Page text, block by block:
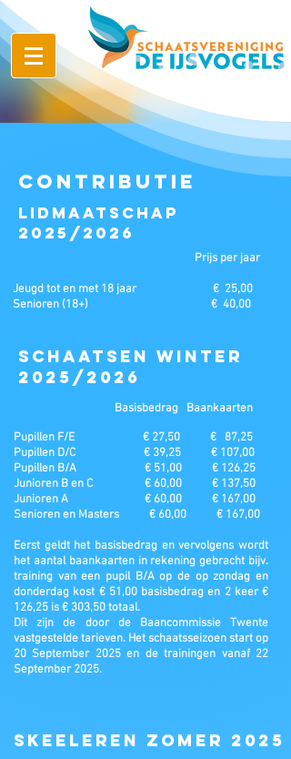
Contributie
Lidmaatschap
2025/2026
Prijs per jaar
Jeugd tot en met 18 jaar € 25,00
Senioren (18+) € 40,00
Schaatsen winter
2025/2026
Basisbedrag Baankaarten
Pupillen F/E € 27,50 € 87,25
Pupillen D/C € 39,25 € 107,00
Pupillen B/A € 51,00 € 126,25
Junioren B en C € 60,00 € 137,50
Junioren A € 60,00 € 167,00
Senioren en Masters € 60,00 € 167,00
Eerst geldt het basisbedrag en vervolgens wordt
het aantal baankaarten in rekening gebracht bijv.
training van een pupil B/A op de op zondag en
donderdag kost € 51,00 basisbedrag en 2 keer €
126,25 is € 303,50 totaal.
Dit zijn de door de Baancommissie Twente
vastgestelde tarieven. Het schaatsseizoen start op
20 September 2025 en de trainingen vanaf 22
September 2025.
Skeeleren zomer 2025